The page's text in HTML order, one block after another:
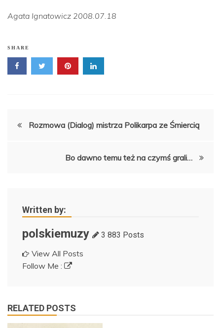
Agata Ignatowicz 2008.07.18
SHARE
Nawigacja
Rozmowa (Dialog) mistrza Polikarpa ze Śmiercią
Bo dawno temu też na czymś grali…
Written by:
polskiemuzy 3 883 Posts
View All Posts
Follow Me :
RELATED POSTS